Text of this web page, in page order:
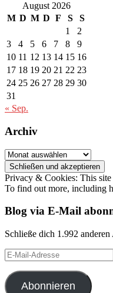
August 2026
M D M D F S
S
1
2
3
4 5 6 7 8
9
10 11 12 13 14 15 16
17 18 19 20 21 22 23
24 25 26 27 28 29 30
31
« Sep.
Archiv
Archiv
Privacy & Cookies: This site
To find out more, including
Blog via E-Mail
Schließe dich 1.992 anderen
E-
Mail-
Adresse
Abonnieren